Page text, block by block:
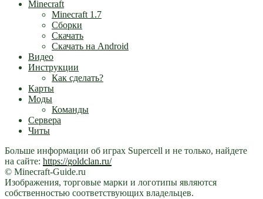
Minecraft
Minecraft 1.7
Сборки
Скачать
Скачать на Android
Видео
Инструкции
Как сделать?
Карты
Моды
Команды
Сервера
Читы
Больше информации об играх Supercell и не только, найдете
на сайте: https://goldclan.ru/
© Minecraft-Guide.ru
Изображения, торговые марки и логотипы являются
собственностью соответствующих владельцев.